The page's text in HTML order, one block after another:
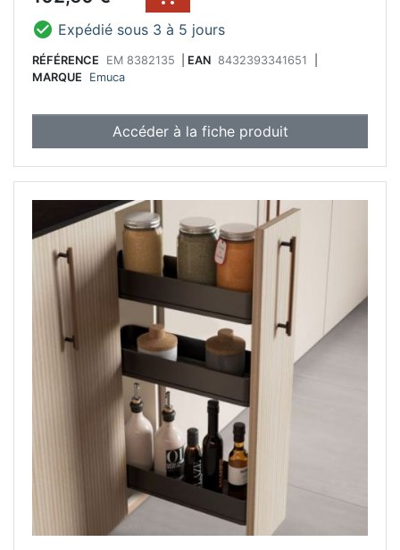
 Expédié sous 3 à 5 jours
RÉFÉRENCE EM 8382135 EAN 8432393341651
MARQUE
Emuca
Accéder à la fiche produit